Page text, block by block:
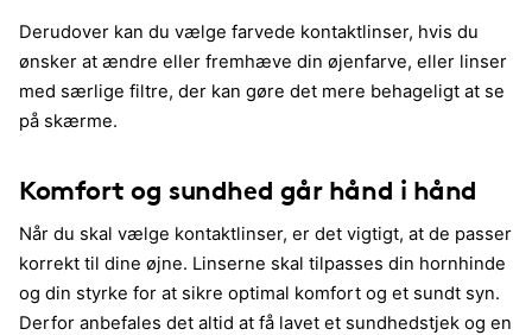
Derudover kan du vælge farvede kontaktlinser, hvis du
ønsker at ændre eller fremhæve din øjenfarve, eller linser
med særlige filtre, der kan gøre det mere behageligt at se
på skærme.
Komfort og sundhed går hånd i hånd
Når du skal vælge kontaktlinser, er det vigtigt, at de passer
korrekt til dine øjne. Linserne skal tilpasses din hornhinde
og din styrke for at sikre optimal komfort og et sundt syn.
Derfor anbefales det altid at få lavet et sundhedstjek og en